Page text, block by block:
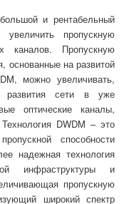
и рентабельный
пропускную
каналов. Пропускную
основанные на развитой
можно увеличивать,
развития сети в уже
оптические каналы,
DWDM – это
способности
надежная технология
инфраструктуры и
пропускную
широкий спектр